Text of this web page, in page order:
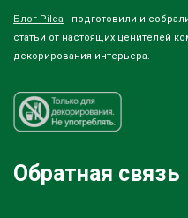
Блог Pilea - подготовили и
статьи от настоящих ценителей
декорирования интерьера.
Обратная связь